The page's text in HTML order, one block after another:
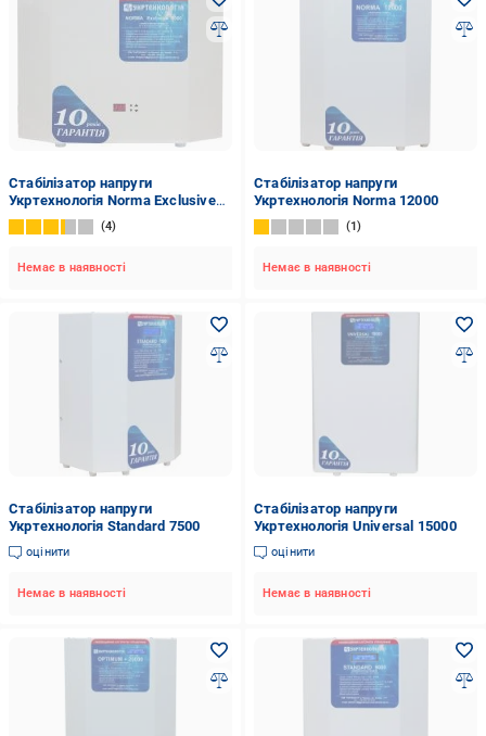
Стабілізатор напруги
Укртехнологія Norma Exclusive
9000
4
Немає в наявності
Стабілізатор напруги
Укртехнологія Norma 12000
1
Немає в наявності
Стабілізатор напруги
Укртехнологія Standard 7500
оцінити
Немає в наявності
Стабілізатор напруги
Укртехнологія Universal 15000
оцінити
Немає в наявності